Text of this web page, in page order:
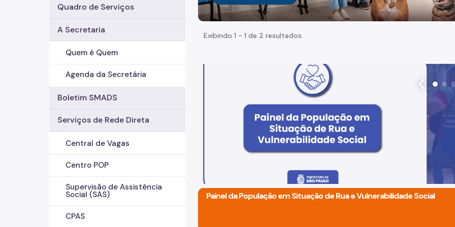
Quadro de Serviços
A Secretaria
Quem é Quem
Agenda da Secretária
Boletim SMADS
Serviços de Rede Direta
Central de Vagas
Centro POP
Supervisão de Assistência
Social (SAS)
CPAS
Exibindo 1 - 1 de 2 resultados.
brasileira a receber a certificação de Cidade Painel da População em Situação de Rua e Vulnerabilidade Social
arrow_back_ios